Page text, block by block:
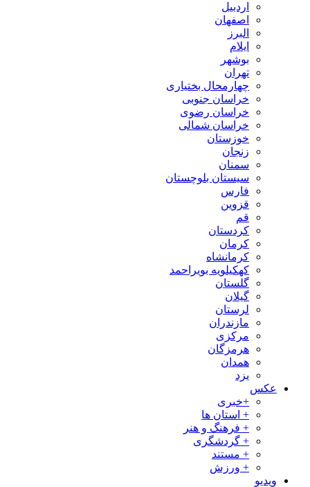
اردبیل
اصفهان
البرز
ایلام
بوشهر
تهران
چهارمحال بختیاری
خراسان جنوبی
خراسان رضوی
خراسان شمالی
خوزستان
زنجان
سمنان
سیستان بلوچستان
فارس
قزوین
قم
کردستان
کرمان
کرمانشاه
کهکیلویه بویراحمد
گلستان
گیلان
لرستان
مازندران
مرکزی
هرمزگان
همدان
یزد
عکس
+خبری
+ استان ها
+ فرهنگ و هنر
+ گردشگری
+ مستند
+ ورزش
ویدیو